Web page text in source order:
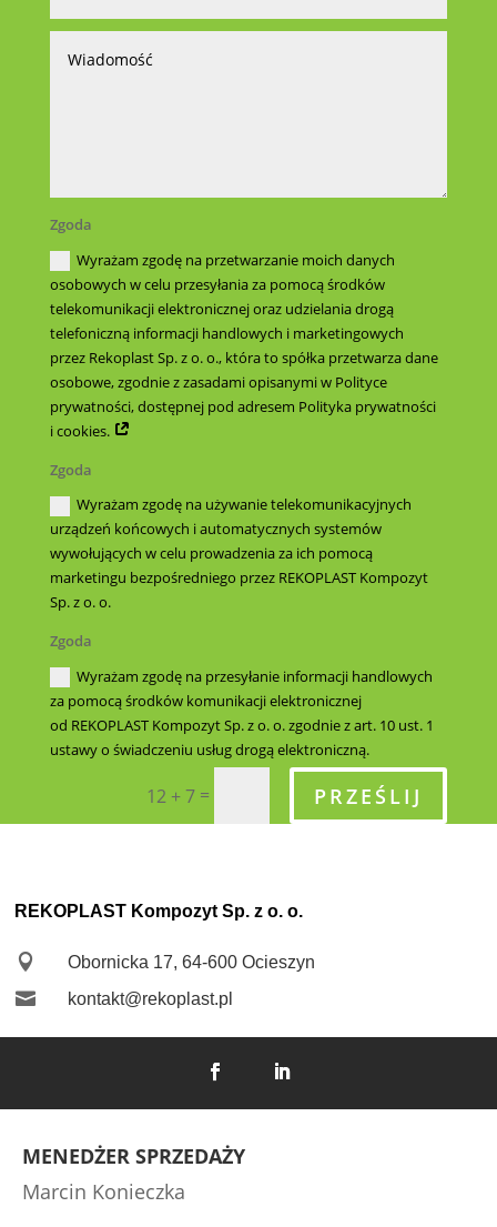
Zgoda
Wyrażam zgodę na przetwarzanie moich danych
osobowych w celu przesyłania za pomocą środków
telekomunikacji elektronicznej oraz udzielania drogą
telefoniczną informacji handlowych i marketingowych
przez Rekoplast Sp. z o. o., która to spółka przetwarza dane
osobowe, zgodnie z zasadami opisanymi w Polityce
prywatności, dostępnej pod adresem Polityka prywatności
i cookies.
Zgoda
Wyrażam zgodę na używanie telekomunikacyjnych
urządzeń końcowych i automatycznych systemów
wywołujących w celu prowadzenia za ich pomocą
marketingu bezpośredniego przez REKOPLAST Kompozyt
Sp. z o. o.
Zgoda
Wyrażam zgodę na przesyłanie informacji handlowych
za pomocą środków komunikacji elektronicznej
od REKOPLAST Kompozyt Sp. z o. o. zgodnie z art. 10 ust. 1
ustawy o świadczeniu usług drogą elektroniczną.
12 + 7 = PRZEŚLIJ
REKOPLAST Kompozyt Sp. z o. o.
 Obornicka 17, 64-600 Ocieszyn
 kontakt@rekoplast.pl
MENEDŻER SPRZEDAŻY
Marcin Konieczka